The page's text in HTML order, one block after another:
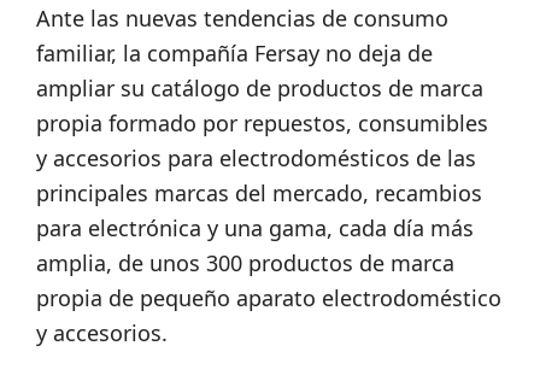
Ante las nuevas tendencias de consumo
familiar, la compañía Fersay no deja de
ampliar su catálogo de productos de marca
propia formado por repuestos, consumibles
y accesorios para electrodomésticos de las
principales marcas del mercado, recambios
para electrónica y una gama, cada día más
amplia, de unos 300 productos de marca
propia de pequeño aparato electrodoméstico
y accesorios.